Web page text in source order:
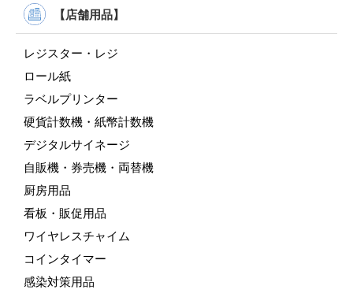
【店舗用品】
レジスター・レジ
ロール紙
ラベルプリンター
硬貨計数機・紙幣計数機
デジタルサイネージ
自販機・券売機・両替機
厨房用品
看板・販促用品
ワイヤレスチャイム
コインタイマー
感染対策用品